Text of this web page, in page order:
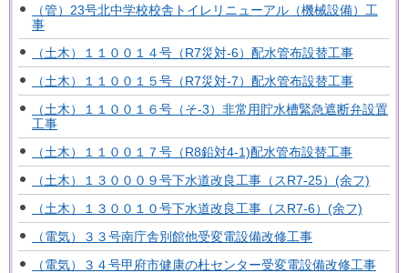
（管）23号北中学校校舎トイレリニューアル（機械設備）工
事
（土木）１１００１４号（R7災対-6）配水管布設替工事
（土木）１１００１５号（R7災対-7）配水管布設替工事
（土木）１１００１６号（そ-3）非常用貯水槽緊急遮断弁設置
工事
（土木）１１００１７号（R8鉛対4-1)配水管布設替工事
（土木）１３０００９号下水道改良工事（スR7-25）(余フ)
（土木）１３００１０号下水道改良工事（スR7-6）(余フ)
（電気）３３号南庁舎別館他受変電設備改修工事
（電気）３４号甲府市健康の杜センター受変電設備改修工事